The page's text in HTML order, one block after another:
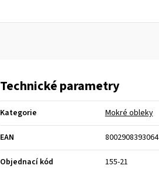
Technické parametry
Kategorie Mokré obleky
EAN 8002908393064
Objednací kód 155-21